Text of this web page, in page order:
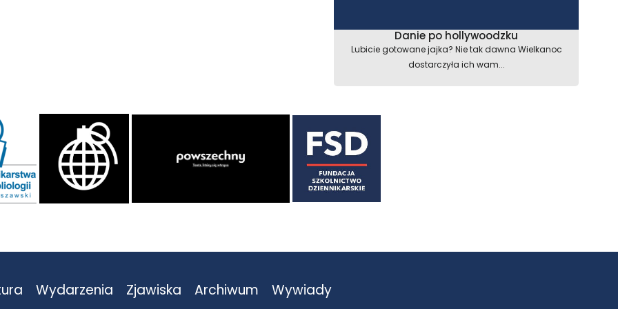
Danie po hollywoodzku
Lubicie gotowane jajka? Nie tak dawna Wielkanoc
dostarczyła ich wam...
Wydarzenia Zjawiska Archiwum Wywiady